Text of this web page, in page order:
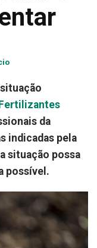
da
indicadas pela
situação possa
possível.